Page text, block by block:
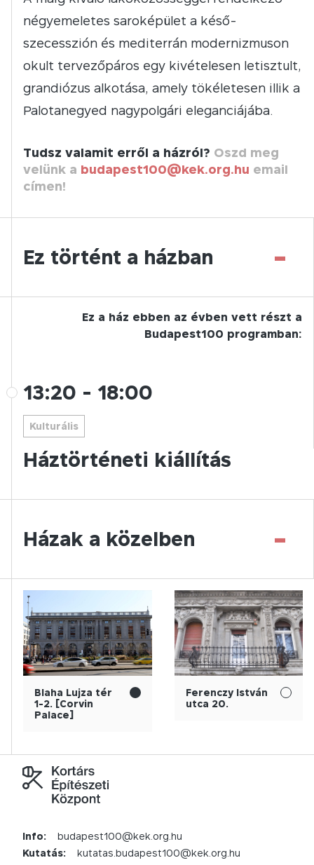
négyemeletes saroképület a késő-
szecesszión és mediterrán modernizmuson
okult tervezőpáros egy kivételesen letisztult,
grandiózus alkotása, amely tökéletesen illik a
Palotanegyed nagypolgári eleganciájába.
Tudsz valamit erről a házról? Oszd meg
velünk a budapest100@kek.org.hu email
címen!
Ez történt a házban -
Ez a ház ebben az évben vett részt a
Budapest100 programban:
13:20 - 18:00
Kulturális
Háztörténeti kiállítás
Házak a közelben -
Blaha Lujza tér
1-2. [Corvin
Palace]
Ferenczy István
utca 20.
Info:
budapest100@kek.org.hu
Kutatás:
kutatas.budapest100@kek.org.hu